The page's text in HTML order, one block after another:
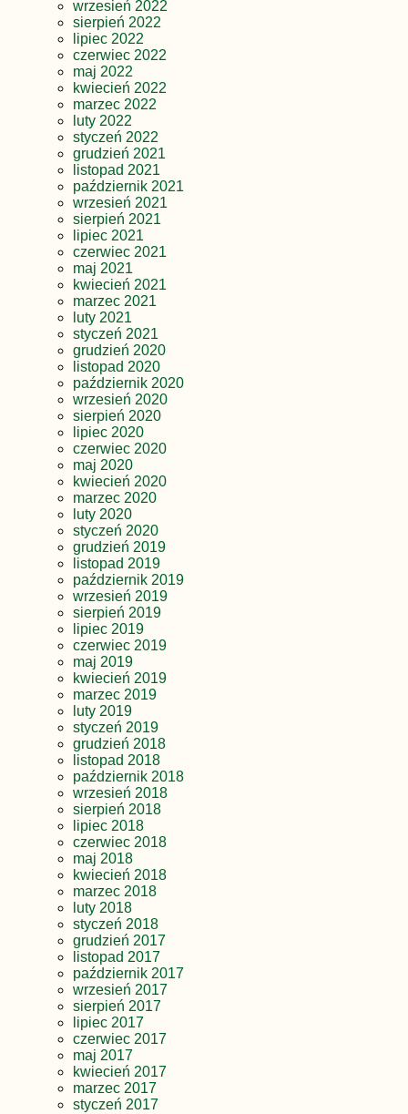
wrzesień 2022
sierpień 2022
lipiec 2022
czerwiec 2022
maj 2022
kwiecień 2022
marzec 2022
luty 2022
styczeń 2022
grudzień 2021
listopad 2021
październik 2021
wrzesień 2021
sierpień 2021
lipiec 2021
czerwiec 2021
maj 2021
kwiecień 2021
marzec 2021
luty 2021
styczeń 2021
grudzień 2020
listopad 2020
październik 2020
wrzesień 2020
sierpień 2020
lipiec 2020
czerwiec 2020
maj 2020
kwiecień 2020
marzec 2020
luty 2020
styczeń 2020
grudzień 2019
listopad 2019
październik 2019
wrzesień 2019
sierpień 2019
lipiec 2019
czerwiec 2019
maj 2019
kwiecień 2019
marzec 2019
luty 2019
styczeń 2019
grudzień 2018
listopad 2018
październik 2018
wrzesień 2018
sierpień 2018
lipiec 2018
czerwiec 2018
maj 2018
kwiecień 2018
marzec 2018
luty 2018
styczeń 2018
grudzień 2017
listopad 2017
październik 2017
wrzesień 2017
sierpień 2017
lipiec 2017
czerwiec 2017
maj 2017
kwiecień 2017
marzec 2017
styczeń 2017